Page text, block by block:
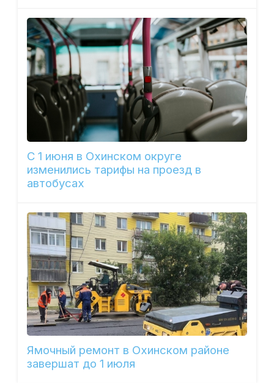
С 1 июня в Охинском округе
изменились тарифы на проезд в
автобусах
Ямочный ремонт в Охинском районе
завершат до 1 июля